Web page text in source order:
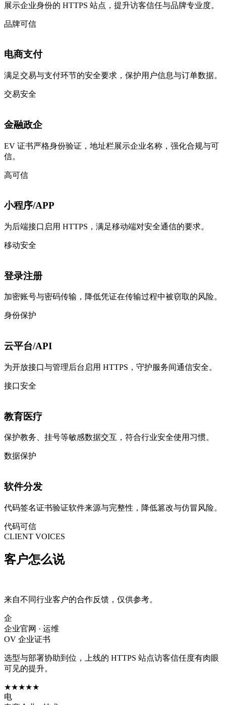
展示企业身份的 HTTPS 站点，提升访客信任与品牌专业度。
品牌可信
电商支付
满足交易与支付环节的安全要求，保护用户信息与订单数据。
交易安全
金融政企
EV 证书严格身份验证，地址栏展示企业名称，强化合规与可
信。
高可信
小程序/APP
为后端接口启用 HTTPS，满足移动端对安全通信的要求。
移动安全
登录注册
加密账号与密码传输，降低凭证在传输过程中被窃取的风险。
身份保护
云平台/API
为开放接口与管理后台启用 HTTPS，守护服务间通信安全。
接口安全
教育医疗
保护教务、挂号等敏感数据交互，符合行业安全使用习惯。
数据保护
软件分发
代码签名证书验证软件来源与完整性，降低篡改与仿冒风险。
代码可信
CLIENT VOICES
客户怎么说
来自不同行业客户的合作反馈，仅供参考。
企
企业官网 · 运维
OV 企业证书
选型与部署协助到位，上线的 HTTPS 站点访客信任度有肉眼
可见的提升。
★★★★★
电